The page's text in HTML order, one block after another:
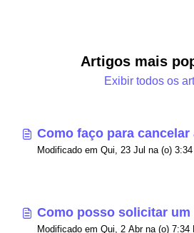
Artigos mais
Exibir todos os
Como faço para cancelar
Modificado em Qui,
Como posso solicitar um
Modificado em Qui, 2